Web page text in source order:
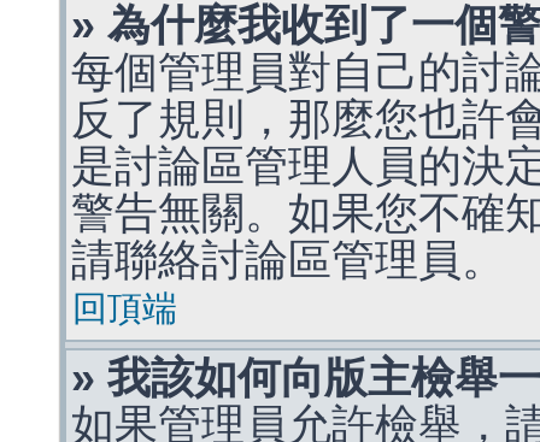
» 為什麼我收到了一個
每個管理員對自己的討
反了規則，那麼您也許
是討論區管理人員的決
警告無關。如果您不確
請聯絡討論區管理員。
回頂端
» 我該如何向版主檢舉
如果管理員允許檢舉，